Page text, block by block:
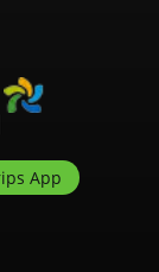
App